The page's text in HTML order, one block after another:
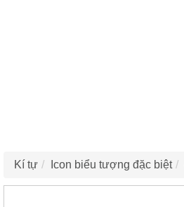
Kí tự Icon biểu tượng đặc biệt